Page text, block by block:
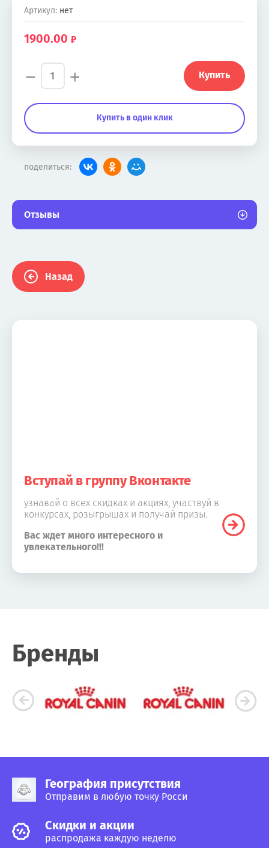
Артикул: нет
1900.00
− + Купить
Купить в один клик
поделиться:
Отзывы
Назад
Вступай в группу Вконтакте
узнавай о всех скидках и акциях, участвуй в
конкурсах, розыгрышах и получай призы.
Вас ждет много интересного и
увлекательного!!!
Бренды
География присутствия
Отправим в любую точку Росси
Cкидки и акции
распродажа каждую неделю